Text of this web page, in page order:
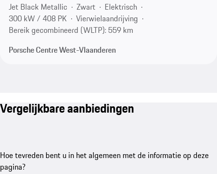
Jet Black Metallic
Zwart
Elektrisch
300 kW / 408 PK
Vierwielaandrijving
Bereik gecombineerd (WLTP): 559 km
Porsche Centre West-Vlaanderen
Vergelijkbare aanbiedingen
Hoe tevreden bent u in het algemeen met de informatie op deze
pagina?